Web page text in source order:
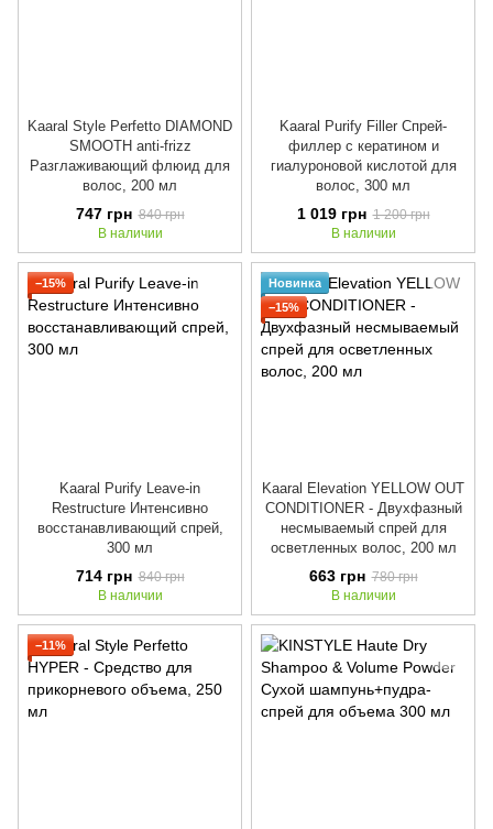
Kaaral Style Perfetto DIAMOND
SMOOTH anti-frizz
Разглаживающий флюид для
волос, 200 мл
747 грн 840 грн
В наличии
Kaaral Purify Filler Спрей-
филлер с кератином и
гиалуроновой кислотой для
волос, 300 мл
1 019 грн 1 200 грн
В наличии
−15%
Kaaral Purify Leave-in
Restructure Интенсивно
восстанавливающий спрей,
300 мл
714 грн 840 грн
В наличии
Новинка
−15%
Kaaral Elevation YELLOW OUT
CONDITIONER - Двухфазный
несмываемый спрей для
осветленных волос, 200 мл
663 грн 780 грн
В наличии
−11%